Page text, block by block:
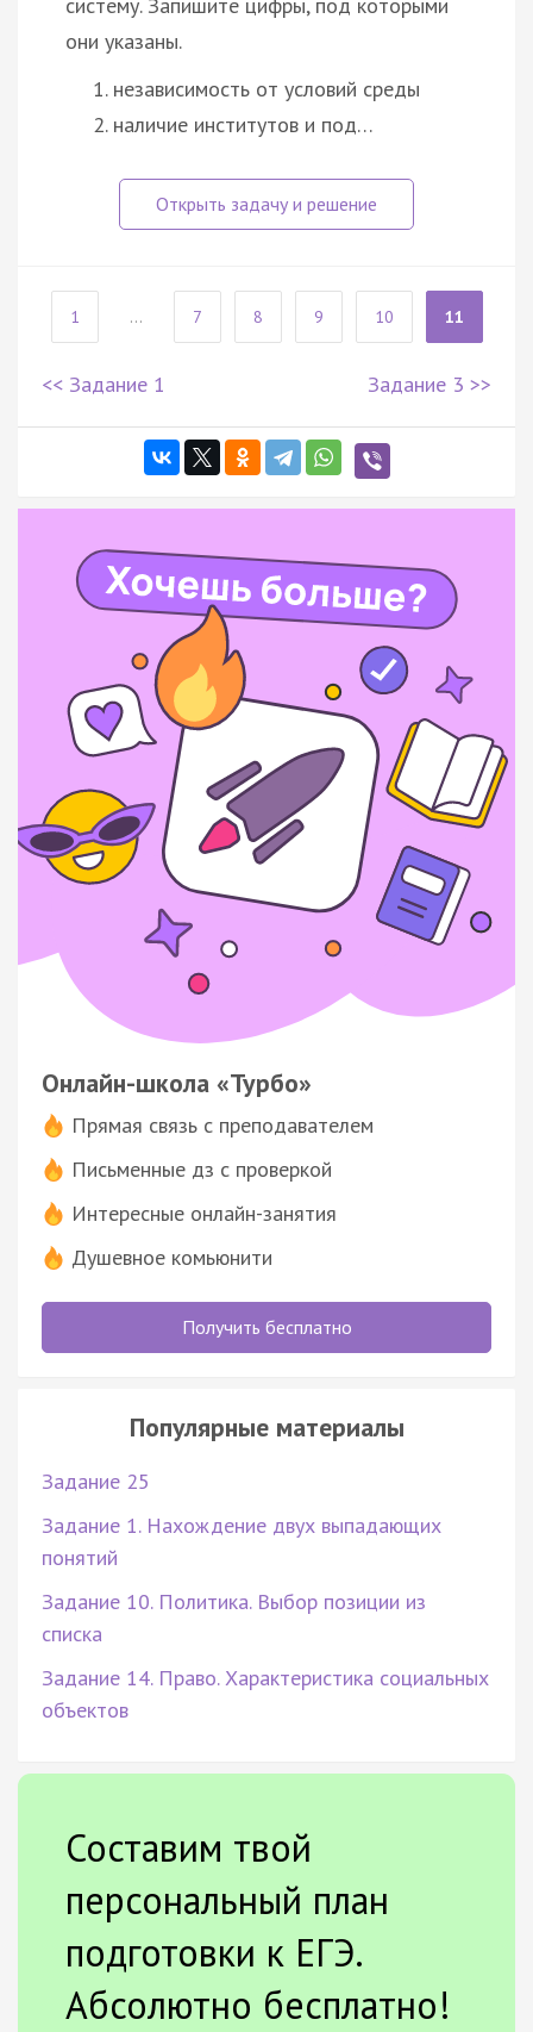
систему. Запишите цифры, под которыми
они указаны.
независимость от условий среды
наличие институтов и под…
1 ... 7 8 9 10 11
<< Задание 1 Задание 3 >>
Онлайн-школа «Турбо»
Прямая связь с преподавателем
Письменные дз с проверкой
Интересные онлайн-занятия
Душевное комьюнити
Получить бесплатно
Популярные материалы
Задание 25
Задание 1. Нахождение двух выпадающих
понятий
Задание 10. Политика. Выбор позиции из
списка
Задание 14. Право. Характеристика социальных
объектов
Составим твой
персональный план
подготовки к ЕГЭ.
Абсолютно бесплатно!